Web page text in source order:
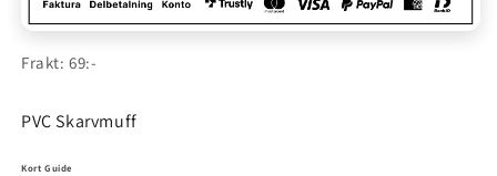
Frakt: 69:-
PVC Skarvmuff
Kort Guide